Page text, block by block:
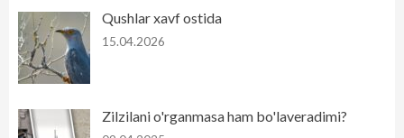
Qushlar xavf ostida
15.04.2026
Zilzilani o'rganmasa ham bo'laveradimi?